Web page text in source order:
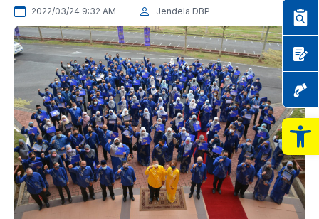
2022/03/24 9:32 AM Jendela DBP